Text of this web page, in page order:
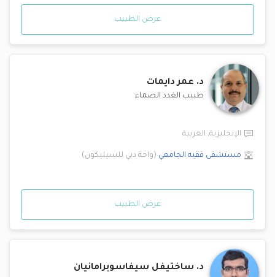
عرض الطبيب
د. عمر دايمات
طبيب الغدد الصماء
الإنجليزية, العربية
مستشفى فقيه الجامعي (واحة دبي للسيليكون)
عرض الطبيب
د. ساختيفل سيفاسوبرامانيان